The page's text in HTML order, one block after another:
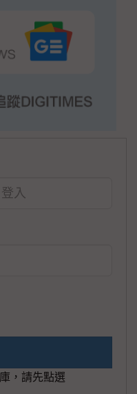
，請先點選